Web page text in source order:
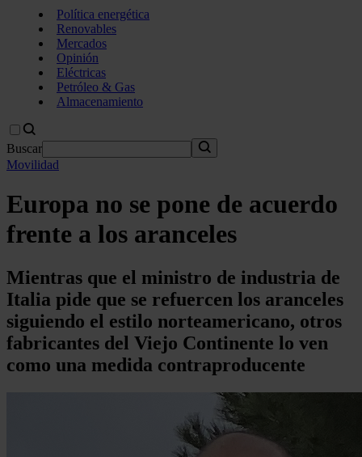
Política energética
Renovables
Mercados
Opinión
Eléctricas
Petróleo & Gas
Almacenamiento
Buscar
Movilidad
Europa no se pone de acuerdo
frente a los aranceles
Mientras que el ministro de industria de
Italia pide que se refuercen los aranceles
siguiendo el estilo norteamericano, otros
fabricantes del Viejo Continente lo ven
como una medida contraproducente